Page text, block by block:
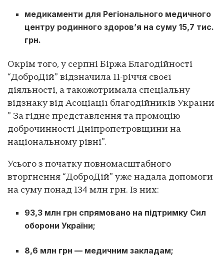
медикаменти для Регіонального медичного
центру родинного здоров’я на суму 15,7 тис.
грн.
Окрім того, у серпні Біржа Благодійності
“ДоброДій” відзначила 11-річчя своєї
діяльності, а такожотримала спеціальну
відзнаку від Асоціації благодійників України
” За гідне представлення та промоцію
доброчинності Дніпропетровщини на
національному рівні”.
Усього з початку повномасштабного
вторгнення “ДоброДій” уже надала допомоги
на суму понад 134 млн грн. Із них:
93,3 млн грн спрямовано на підтримку Сил
оборони України;
8,6 млн грн — медичним закладам;